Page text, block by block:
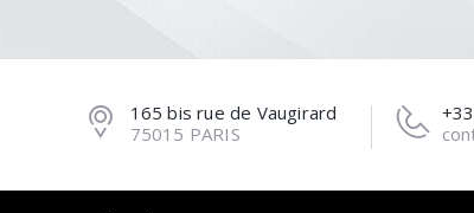
165 bis rue de Vaugirard
75015 PARIS